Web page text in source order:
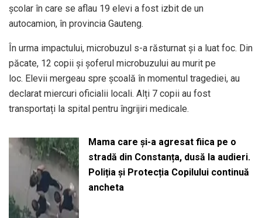
școlar în care se aflau 19 elevi a fost izbit de un
autocamion, în provincia Gauteng.
În urma impactului, microbuzul s-a răsturnat și a luat foc. Din
păcate, 12 copii și șoferul microbuzului au murit pe
loc. Elevii mergeau spre școală în momentul tragediei, au
declarat miercuri oficialii locali. Alți 7 copii au fost
transportați la spital pentru îngrijiri medicale.
Mama care și-a agresat fiica pe o
stradă din Constanța, dusă la audieri.
Poliția și Protecția Copilului continuă
ancheta